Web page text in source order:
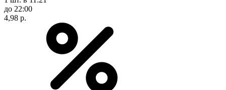
до 22:00
4,98 р.